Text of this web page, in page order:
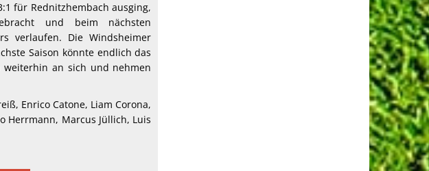
für Rednitzhembach ausging,
und beim nächsten
verlaufen. Die Windsheimer
Saison könnte endlich das
an sich und nehmen
Enrico Catone, Liam Corona,
Herrmann, Marcus Jüllich, Luis